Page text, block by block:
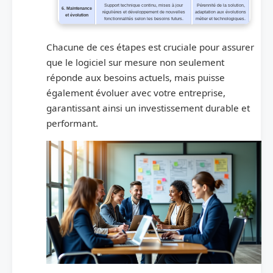
6. Maintenance
et évolution
Support technique continu, mises à jour
régulières et développement de nouvelles
fonctionnalités selon les besoins futurs.
Pérennité de la solution,
adaptation aux évolutions
métier et technologiques.
Chacune de ces étapes est cruciale pour assurer
que le logiciel sur mesure non seulement
réponde aux besoins actuels, mais puisse
également évoluer avec votre entreprise,
garantissant ainsi un investissement durable et
performant.